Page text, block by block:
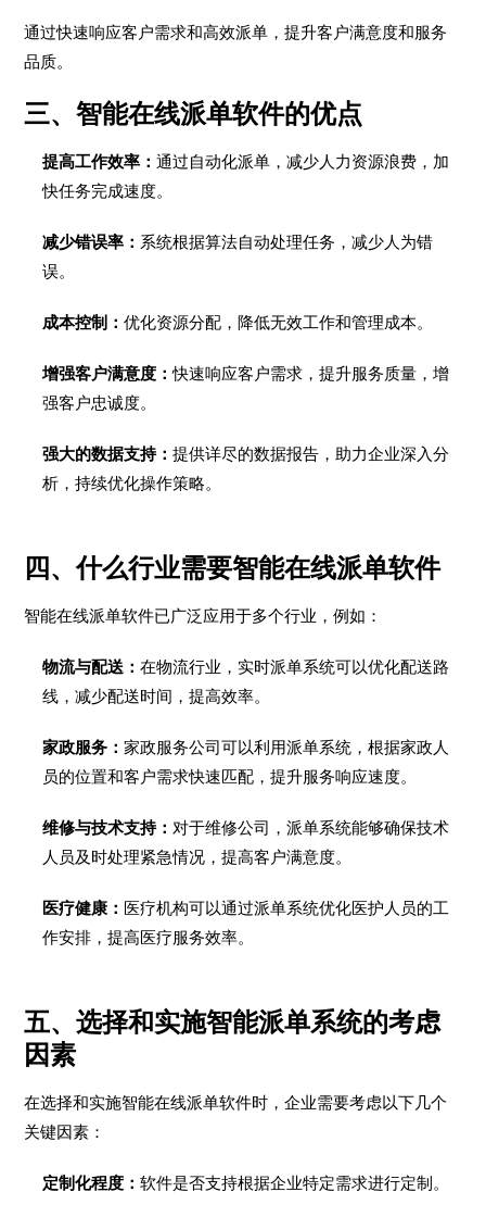
通过快速响应客户需求和高效派单，提升客户满意度和服务
品质。
三、智能在线派单软件的优点
提高工作效率：通过自动化派单，减少人力资源浪费，加
快任务完成速度。
减少错误率： 系统根据算法自动处理任务，减少人为错
误。
成本控制：优化资源分配，降低无效工作和管理成本。
增强客户满意度：快速响应客户需求，提升服务质量，增
强客户忠诚度。
强大的数据支持：提供详尽的数据报告，助力企业深入分
析，持续优化操作策略。
四、什么行业需要智能在线派单软件
智能在线派单软件已广泛应用于多个行业，例如：
物流与配送：在物流行业，实时派单系统可以优化配送路
线，减少配送时间，提高效率。
家政服务：家政服务公司可以利用派单系统，根据家政人
员的位置和客户需求快速匹配，提升服务响应速度。
维修与技术支持： 对于维修公司，派单系统能够确保技术
人员及时处理紧急情况，提高客户满意度。
医疗健康： 医疗机构可以通过派单系统优化医护人员的工
作安排，提高医疗服务效率。
五、选择和实施智能派单系统的考虑
因素
在选择和实施智能在线派单软件时，企业需要考虑以下几个
关键因素：
定制化程度：软件是否支持根据企业特定需求进行定制。